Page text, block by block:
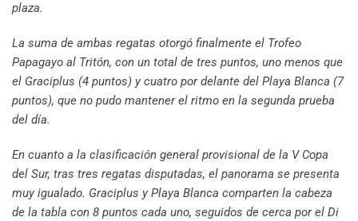
plaza.
La suma de ambas regatas otorgó finalmente el Trofeo
Papagayo al Tritón, con un total de tres puntos, uno menos que
el Graciplus (4 puntos) y cuatro por delante del Playa Blanca (7
puntos), que no pudo mantener el ritmo en la segunda prueba
del día.
En cuanto a la clasificación general provisional de la V Copa
del Sur, tras tres regatas disputadas, el panorama se presenta
muy igualado. Graciplus y Playa Blanca comparten la cabeza
de la tabla con 8 puntos cada uno, seguidos de cerca por el Di